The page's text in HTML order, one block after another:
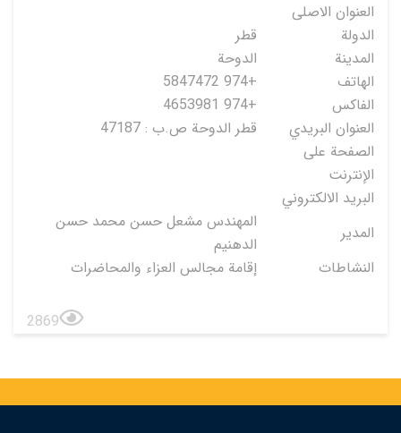
العنوان الاصلی
الدولة
قطر
المدينة
الدوحة
الهاتف
+974 5847472
الفاكس
+974 4653981
العنوان البريدي
قطر الدوحة ص.ب : 47187
الصفحة على
الإنترنت
البريد الالكتروني
المدير
المهندس مشعل حسن محمد حسن
الدهنيم
النشاطات
إقامة مجالس العزاء والمحاضرات
2869